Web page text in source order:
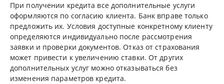
При получении кредита все дополнительные услуги
оформляются по согласию клиента. Банк вправе только
предложить их. Условия доступные конкретному клиенту
определяются индивидуально после рассмотрения
заявки и проверки документов. Отказ от страхования
может привести к увеличению ставки. От других
дополнительных услуг можно отказываться без
изменения параметров кредита.